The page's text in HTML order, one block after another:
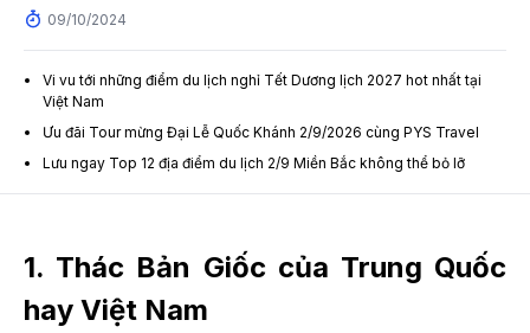
09/10/2024
Vi vu tới những điểm du lịch nghỉ Tết Dương lịch 2027 hot nhất tại
Việt Nam
Ưu đãi Tour mừng Đại Lễ Quốc Khánh 2/9/2026 cùng PYS Travel
Lưu ngay Top 12 địa điểm du lịch 2/9 Miền Bắc không thể bỏ lỡ
1. Thác Bản Giốc của Trung Quốc
hay Việt Nam